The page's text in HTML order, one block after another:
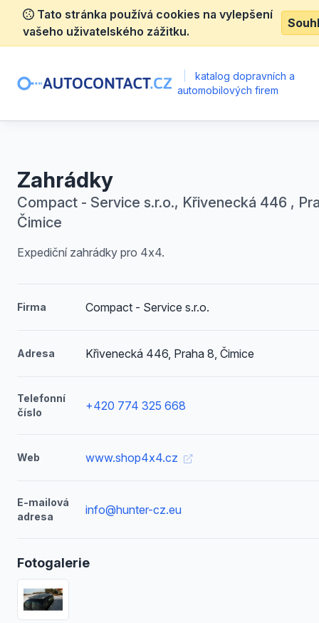
Tato stránka používá cookies na vylepšení
vašeho uživatelského zážitku.
katalog dopravních a
automobilových firem
Zahrádky
Compact - Service s.r.o., Křivenecká 446 ,
Čimice
Expediční zahrádky pro 4x4.
Firma Compact - Service s.r.o.
Adresa Křivenecká 446, Praha 8, Čimice
Telefonní
číslo
+420 774 325 668
Web www.shop4x4.cz
E-mailová
adresa
info@hunter-cz.eu
Fotogalerie